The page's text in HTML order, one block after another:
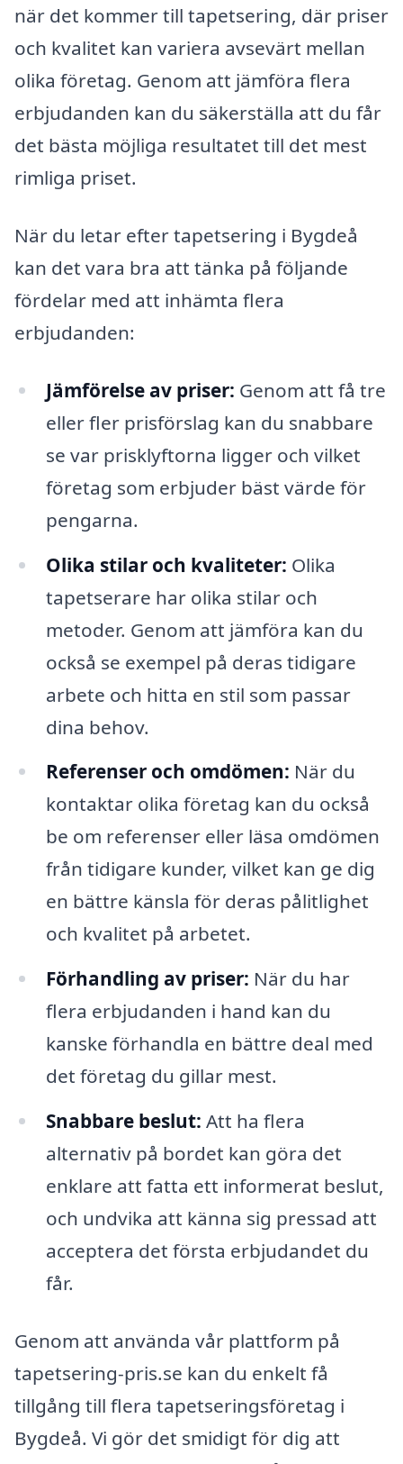
när det kommer till tapetsering, där priser
och kvalitet kan variera avsevärt mellan
olika företag. Genom att jämföra flera
erbjudanden kan du säkerställa att du får
det bästa möjliga resultatet till det mest
rimliga priset.
När du letar efter tapetsering i Bygdeå
kan det vara bra att tänka på följande
fördelar med att inhämta flera
erbjudanden:
Jämförelse av priser: Genom att få tre
eller fler prisförslag kan du snabbare
se var prisklyftorna ligger och vilket
företag som erbjuder bäst värde för
pengarna.
Olika stilar och kvaliteter: Olika
tapetserare har olika stilar och
metoder. Genom att jämföra kan du
också se exempel på deras tidigare
arbete och hitta en stil som passar
dina behov.
Referenser och omdömen: När du
kontaktar olika företag kan du också
be om referenser eller läsa omdömen
från tidigare kunder, vilket kan ge dig
en bättre känsla för deras pålitlighet
och kvalitet på arbetet.
Förhandling av priser: När du har
flera erbjudanden i hand kan du
kanske förhandla en bättre deal med
det företag du gillar mest.
Snabbare beslut: Att ha flera
alternativ på bordet kan göra det
enklare att fatta ett informerat beslut,
och undvika att känna sig pressad att
acceptera det första erbjudandet du
får.
Genom att använda vår plattform på
tapetsering-pris.se kan du enkelt få
tillgång till flera tapetseringsföretag i
Bygdeå. Vi gör det smidigt för dig att